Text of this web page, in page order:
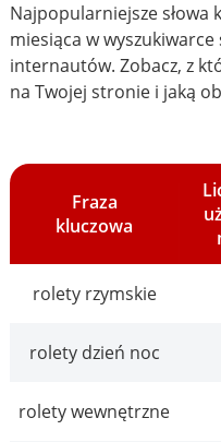
Najpopularniejsze słowa
miesiąca w
internautów. Zobacz, z
na Twojej stronie i jaką
Fraza
kluczowa
rolety rzymskie
rolety dzień noc
rolety wewnętrzne